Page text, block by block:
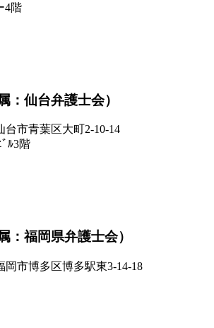
4階
：仙台弁護士会）
台市青葉区大町2-10-14
ﾙ3階
：福岡県弁護士会）
岡市博多区博多駅東3-14-18